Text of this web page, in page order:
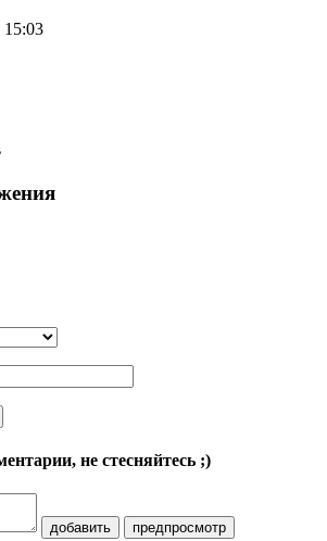
15:03
не стесняйтесь ;)
добавить предпросмотр